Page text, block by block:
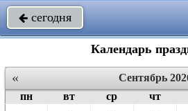
 сегодня
Календарь
«
Сентябрь
пн
вт ср чт